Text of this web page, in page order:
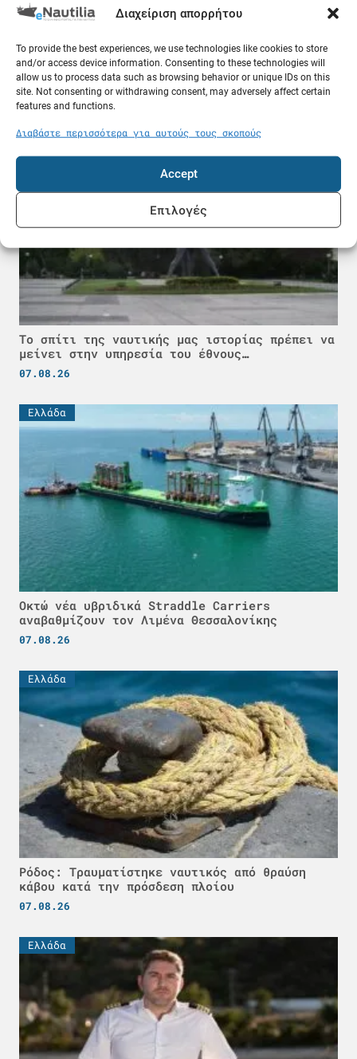
Διαχείριση απορρήτου
To provide the best experiences, we use technologies like cookies to store
and/or access device information. Consenting to these technologies will
allow us to process data such as browsing behavior or unique IDs on this
site. Not consenting or withdrawing consent, may adversely affect certain
features and functions.
Διαβάστε περισσότερα για αυτούς τους σκοπούς
Accept
Επιλογές
«Στοπ» από δύο ναυτιλιακές εταιρείες στα
ρωσικά λιμάνια της Μαύρης Θάλασσας
07.08.26
Το σπίτι της ναυτικής μας ιστορίας πρέπει να
μείνει στην υπηρεσία του έθνους…
07.08.26
Ελλάδα
Οκτώ νέα υβριδικά Straddle Carriers
αναβαθμίζουν τον Λιμένα Θεσσαλονίκης
07.08.26
Ελλάδα
Ρόδος: Τραυματίστηκε ναυτικός από θραύση
κάβου κατά την πρόσδεση πλοίου
07.08.26
Ελλάδα